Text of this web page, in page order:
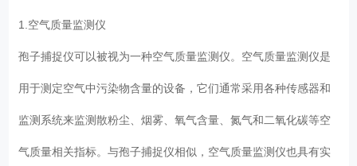
1.空气质量监测仪
孢子捕捉仪可以被视为一种空气质量监测仪。空气质量监测仪是
用于测定空气中污染物含量的设备，它们通常采用各种传感器和
监测系统来监测散粉尘、烟雾、氧气含量、氮气和二氧化碳等空
气质量相关指标。与孢子捕捉仪相似，空气质量监测仪也具有实